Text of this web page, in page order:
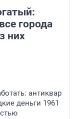
города
них
антиквар
деньги 1961